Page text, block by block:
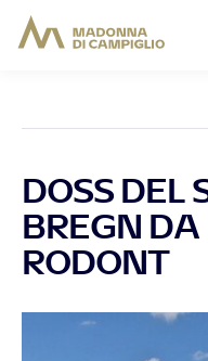
DOSS DEL
BREGN DA
RODONT